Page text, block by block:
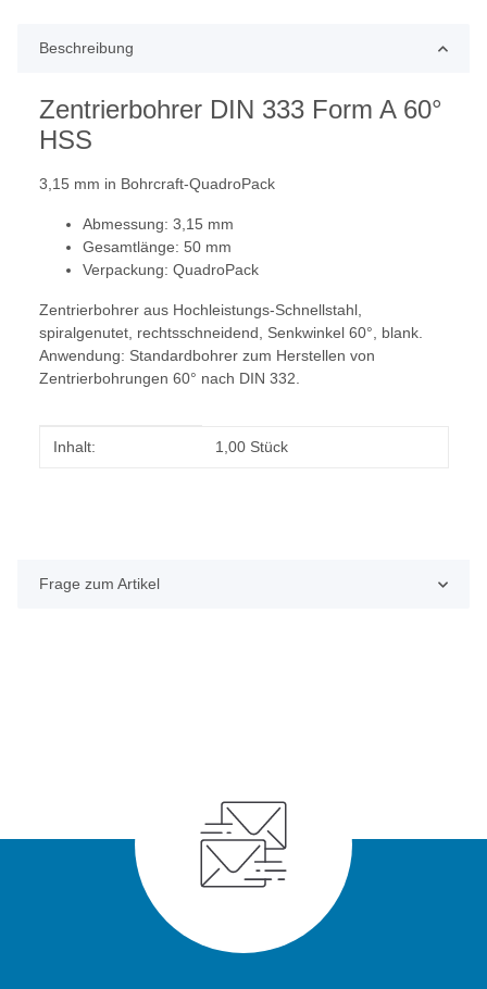
Beschreibung
Zentrierbohrer DIN 333 Form A 60°
HSS
3,15 mm in Bohrcraft-QuadroPack
Abmessung: 3,15 mm
Gesamtlänge: 50 mm
Verpackung: QuadroPack
Zentrierbohrer aus Hochleistungs-Schnellstahl,
spiralgenutet, rechtsschneidend, Senkwinkel 60°, blank.
Anwendung: Standardbohrer zum Herstellen von
Zentrierbohrungen 60° nach DIN 332.
Produkteigenschaft
Wert
Inhalt: 1,00 Stück
Frage zum Artikel